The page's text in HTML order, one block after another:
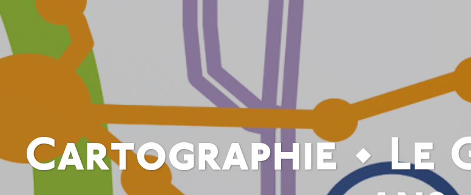
Cartographie • Le